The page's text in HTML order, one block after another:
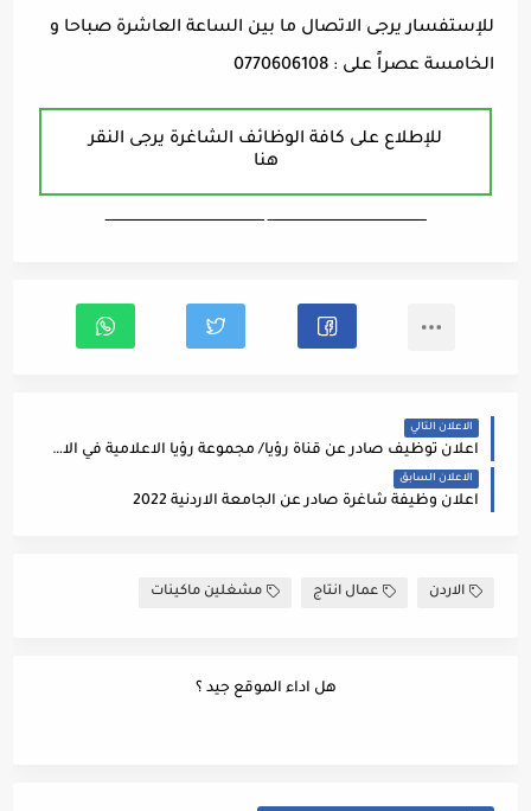
للإستفسار يرجى الاتصال ما بين الساعة العاشرة صباحا و
الخامسة عصراً على : 0770606108
للإطلاع على كافة الوظائف الشاغرة يرجى النقر
هنا
ـــــــــــــــــــــــــــــــــــــــــــــــــــــــــــــــــــ ـــــــــــــــــــــــــــــــــــــــــــــــــــــــــــــــــــ
الاعلان التالي
اعلان توظيف صادر عن قناة رؤيا/ مجموعة رؤيا الاعلامية في الاردن
الاعلان السابق
اعلان وظيفة شاغرة صادر عن الجامعة الاردنية 2022
الاردن عمال انتاج مشغلين ماكينات
هل اداء الموقع جيد ؟